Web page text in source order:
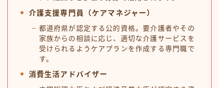
介護支援専門員（ケアマネジャー）
都道府県が認定する公的資格。要介護者やその
家族からの相談に応じ、適切な介護サービスを
受けられるようケアプランを作成する専門職で
す。
消費生活アドバイザー